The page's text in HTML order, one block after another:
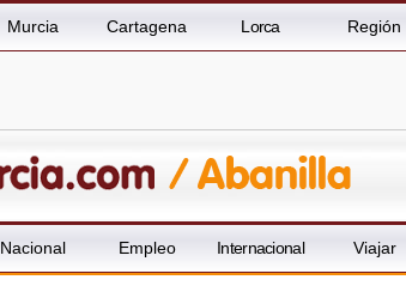
Murcia Cartagena Lorca Región
Nacional Empleo Internacional Viajar